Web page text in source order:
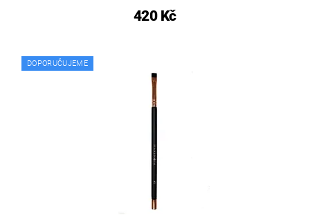
420 Kč
DOPORUČUJEME